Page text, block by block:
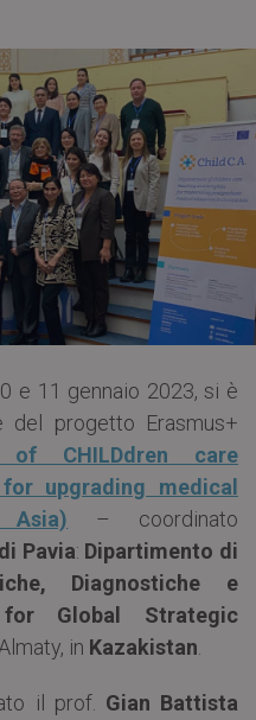
e 11 gennaio 2023, si è
del progetto Erasmus+
of CHILDdren care
upgrading medical
– coordinato
Pavia: Dipartimento di
Diagnostiche e
Global Strategic
in Kazakistan
il prof. Gian Battista